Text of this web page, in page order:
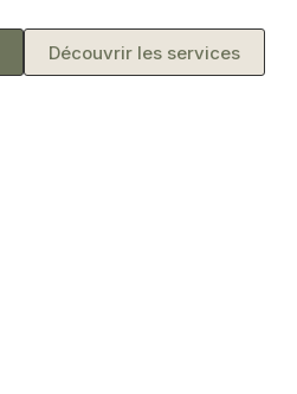
Découvrir les services